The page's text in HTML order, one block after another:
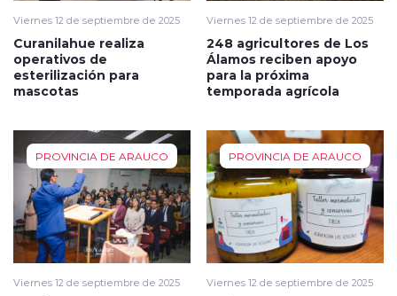
Viernes 12 de septiembre de 2025
Curanilahue realiza
operativos de
esterilización para
mascotas
Viernes 12 de septiembre de 2025
248 agricultores de Los
Álamos reciben apoyo
para la próxima
temporada agrícola
PROVINCIA DE ARAUCO
Viernes 12 de septiembre de 2025
PROVINCIA DE ARAUCO
Viernes 12 de septiembre de 2025